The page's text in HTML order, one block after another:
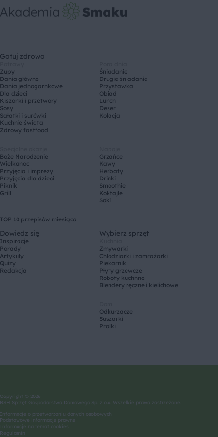
Gotuj zdrowo
Zupy
Dania główne
Dania jednogarnkowe
Dla dzieci
Kiszonki i przetwory
Sosy
Sałatki i surówki
Kuchnie świata
Zdrowy fastfood
Śniadanie
Drugie śniadanie
Przystawka
Obiad
Lunch
Deser
Kolacja
Boże Narodzenie
Wielkanoc
Przyjęcia i imprezy
Przyjęcia dla dzieci
Piknik
Grill
Grzańce
Kawy
Herbaty
Drinki
Smoothie
Koktajle
Soki
TOP 10 przepisów miesiąca
Dowiedz się
Inspiracje
Porady
Artykuły
Quizy
Redakcja
Wybierz sprzęt
Zmywarki
Chłodziarki i zamrażarki
Piekarniki
Płyty grzewcze
Roboty kuchnne
Blendery ręczne i kielichowe
Odkurzacze
Suszarki
Pralki
Copyright © 2026
BSH Sprzęt Gospodarstwa Domowego Sp. z o.o. Wszelkie prawa zastrzeżone.
Informacje o przetwarzaniu danych osobowych
Podstawowe informacje prawne
Informacje na temat cookies
Regulamin